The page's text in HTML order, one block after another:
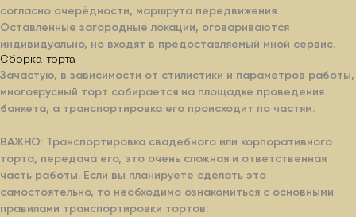
согласно очерёдности, маршрута передвижения.
Оставленные загородные локации, оговариваются
индивидуально, но входят в предоставляемый мной сервис.
Сборка торта
Зачастую, в зависимости от стилистики и параметров работы,
многоярусный торт собирается на площадке проведения
банкета, а транспортировка его происходит по частям.
ВАЖНО: Транспортировка свадебного или корпоративного
торта, передача его, это очень сложная и ответственная
часть работы. Если вы планируете сделать это
самостоятельно, то необходимо ознакомиться с основными
правилами транспортировки тортов:
Классические начинки
В этом разделе вы найдёте знаменитые торты.
Их существует великое множество, они все
имеют свою вековую историю и уникальный вкус.
Заказать